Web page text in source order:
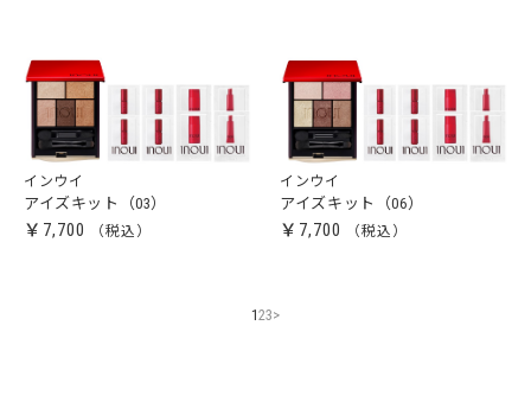
インウイ
アイズキット（03）
￥7,700
インウイ
アイズキット（06）
￥7,700
123>